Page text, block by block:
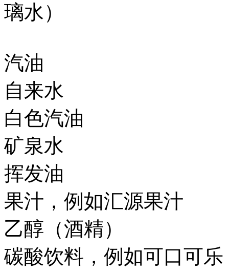
璃水）
汽油
自来水
白色汽油
矿泉水
挥发油
果汁，例如汇源果汁
乙醇（酒精）
碳酸饮料，例如可口可乐